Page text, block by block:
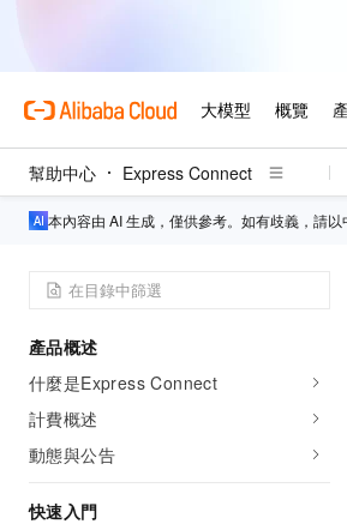
幫助中心 Express Connect
本內容由 AI 生成，僅供參考。如有歧義，請以
產品概述
什麼是Express Connect
計費概述
動態與公告
快速入門